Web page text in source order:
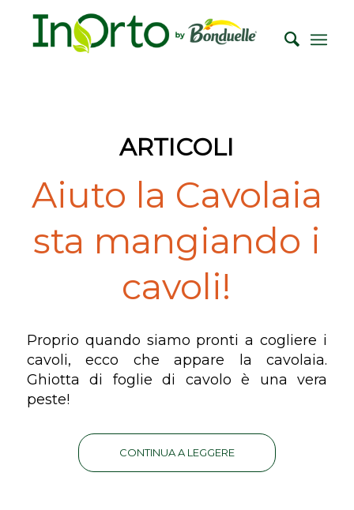
ARTICOLI
Aiuto la Cavolaia
sta mangiando i
cavoli!
Proprio quando siamo pronti a cogliere i
cavoli, ecco che appare la cavolaia.
Ghiotta di foglie di cavolo è una vera
peste!
CONTINUA A LEGGERE